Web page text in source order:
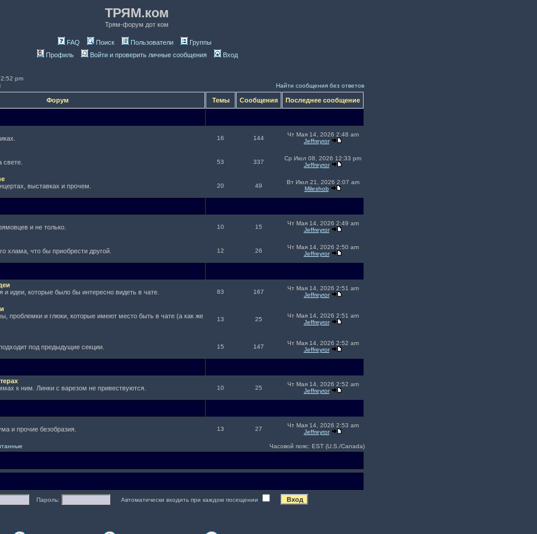
ТРЯМ.ком
Трям-форум дот ком
FAQ Поиск Пользователи
Группы
Профиль
Войти и проверить личные сообщения Вход
pm
Найти сообщения без ответов
Форум Темы Сообщения Последнее сообщение
16 144
Чт Мая 14, 2026 2:48 am
Jeffreyror
свете.
53 337
Ср Июл 08, 2026 12:33 pm
Jeffreyror
выставках и прочем.
20 49
Вт Июл 21, 2026 2:07 am
Mileshob
и не только.
10 15
Чт Мая 14, 2026 2:49 am
Jeffreyror
хлама, что бы приобрести другой.
12 26
Чт Мая 14, 2026 2:50 am
Jeffreyror
и идеи, которые было бы интересно видеть в чате.
83 167
Чт Мая 14, 2026 2:51 am
Jeffreyror
проблемки и глюки, которые имеют место быть в чате (а как же
13 25
Чт Мая 14, 2026 2:51 am
Jeffreyror
под предыдущие секции.
15 147
Чт Мая 14, 2026 2:52 am
Jeffreyror
к ним. Линки с варезом не привествуются.
10 25
Чт Мая 14, 2026 2:52 am
Jeffreyror
и прочие безобразия.
13 27
Чт Мая 14, 2026 2:53 am
Jeffreyror
Часовой пояс: EST (U.S./Canada)
Пароль: Автоматически входить при каждом посещении